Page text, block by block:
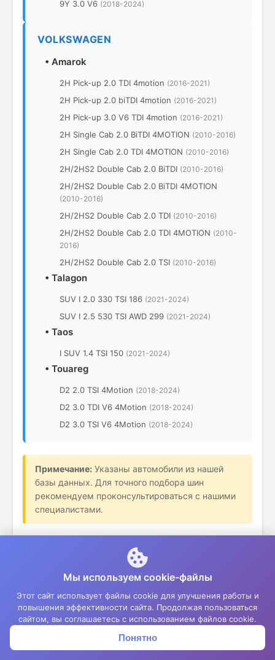
Войти
9Y 3.0 V6 (2018-2024)
VOLKSWAGEN
• Amarok
2H Pick-up 2.0 TDI 4motion (2016-2021)
2H Pick-up 2.0 biTDI 4motion (2016-2021)
2H Pick-up 3.0 V6 TDI 4motion (2016-2021)
2H Single Cab 2.0 BiTDI 4MOTION (2010-2016)
2H Single Cab 2.0 TDI 4MOTION (2010-2016)
2H/2HS2 Double Cab 2.0 BiTDI (2010-2016)
2H/2HS2 Double Cab 2.0 BiTDI 4MOTION
(2010-2016)
2H/2HS2 Double Cab 2.0 TDI (2010-2016)
2H/2HS2 Double Cab 2.0 TDI 4MOTION (2010-
2016)
2H/2HS2 Double Cab 2.0 TSI (2010-2016)
• Talagon
SUV I 2.0 330 TSI 186 (2021-2024)
SUV I 2.5 530 TSI AWD 299 (2021-2024)
• Taos
I SUV 1.4 TSI 150 (2021-2024)
• Touareg
D2 2.0 TSI 4Motion (2018-2024)
D2 3.0 TDI V6 4Motion (2018-2024)
D2 3.0 TSI V6 4Motion (2018-2024)
Примечание: Указаны автомобили из нашей
базы данных. Для точного подбора шин
рекомендуем проконсультироваться с нашими
специалистами.
О КОМПАНИИ
ИНН: 781311758462
Мы используем cookie-файлы
Этот сайт использует файлы cookie для улучшения работы и
повышения эффективности сайта. Продолжая пользоваться
сайтом, вы соглашаетесь с использованием файлов cookie.
Понятно